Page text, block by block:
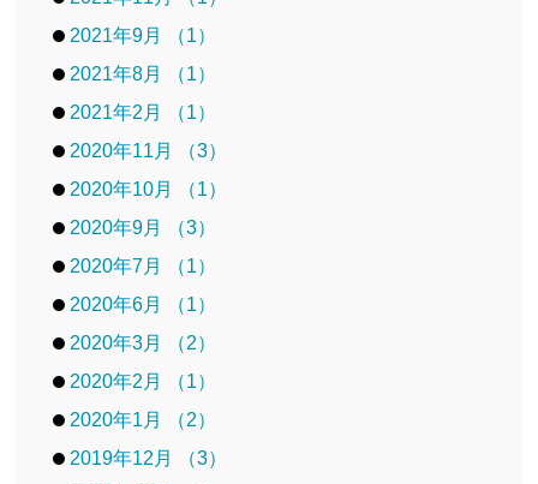
2021年9月 （1）
2021年8月 （1）
2021年2月 （1）
2020年11月 （3）
2020年10月 （1）
2020年9月 （3）
2020年7月 （1）
2020年6月 （1）
2020年3月 （2）
2020年2月 （1）
2020年1月 （2）
2019年12月 （3）